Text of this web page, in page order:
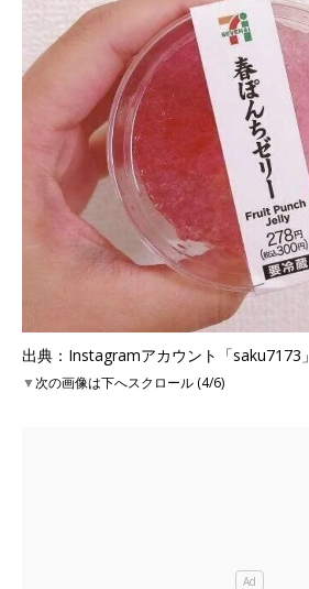
出典：Instagramアカウント「saku7173」
▼次の画像は下へスクロール (4/6)